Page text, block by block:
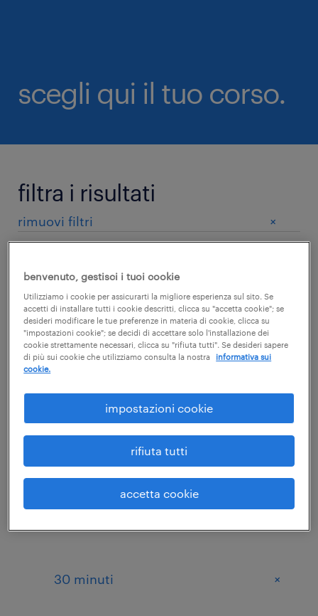
scegli qui il tuo corso.
filtra i risultati
rimuovi filtri +
sicurezza (52)
prezzo
30 minuti +
benvenuto, gestisci i tuoi cookie
Utilizziamo i cookie per assicurarti la migliore esperienza sul sito. Se
accetti di installare tutti i cookie descritti, clicca su "accetta cookie"; se
desideri modificare le tue preferenze in materia di cookie, clicca su
"impostazioni cookie"; se decidi di accettare solo l'installazione dei
cookie strettamente necessari, clicca su "rifiuta tutti". Se desideri sapere
di più sui cookie che utilizziamo consulta la nostra
informativa sui
cookie.
impostazioni cookie
rifiuta tutti
accetta cookie